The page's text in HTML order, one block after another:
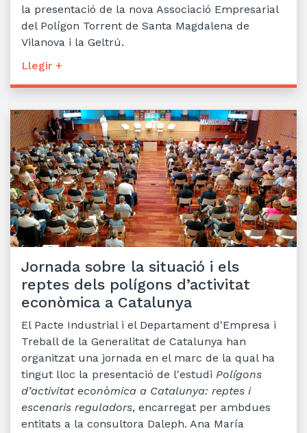
la presentació de la nova Associació Empresarial
del Polígon Torrent de Santa Magdalena de
Vilanova i la Geltrú.
Llegir +
Jornada sobre la situació i els
reptes dels polígons d’activitat
econòmica a Catalunya
El Pacte Industrial i el Departament d'Empresa i
Treball de la Generalitat de Catalunya han
organitzat una jornada en el marc de la qual ha
tingut lloc la presentació de l'estudi Polígons
d’activitat econòmica a Catalunya: reptes i
escenaris reguladors, encarregat per ambdues
entitats a la consultora Daleph. Ana María